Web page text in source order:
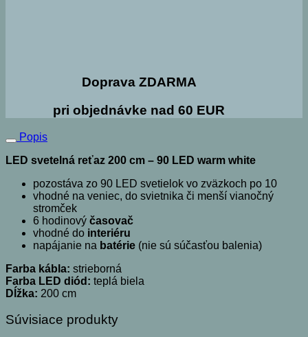
Doprava ZDARMA
pri objednávke nad 60 EUR
Popis
LED svetelná reťaz 200 cm – 90 LED warm white
pozostáva zo 90 LED svetielok vo zväzkoch po 10
vhodné na veniec, do svietnika či menší vianočný
stromček
6 hodinový časovač
vhodné do interiéru
napájanie na batérie (nie sú súčasťou balenia)
Farba kábla: strieborná
Farba LED diód: teplá biela
Dĺžka: 200 cm
Súvisiace produkty